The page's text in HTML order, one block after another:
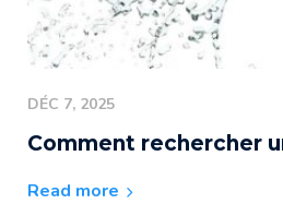
DÉC 7, 2025
Comment rechercher
Read more